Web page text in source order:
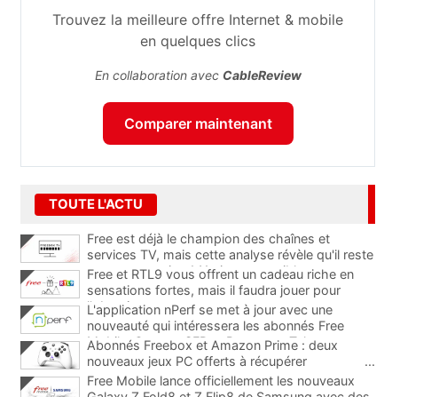
Trouvez la meilleure offre Internet & mobile
en quelques clics
En collaboration avec CableReview
Comparer maintenant
TOUTE L'ACTU
Free est déjà le champion des chaînes et
services TV, mais cette analyse révèle qu'il reste
encore au moins 141 ajouts possibles
Free et RTL9 vous offrent un cadeau riche en
sensations fortes, mais il faudra jouer pour
l'obtenir
L'application nPerf se met à jour avec une
nouveauté qui intéressera les abonnés Free
Mobile, Orange, SFR et Bouygues Telecom
Abonnés Freebox et Amazon Prime : deux
nouveaux jeux PC offerts à récupérer
...
Free Mobile lance officiellement les nouveaux